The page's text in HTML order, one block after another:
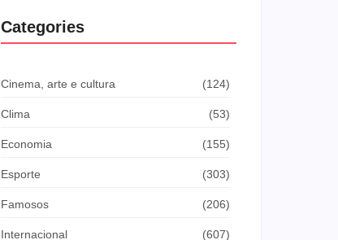
Categories
Cinema, arte e cultura (124)
Clima (53)
Economia (155)
Esporte (303)
Famosos (206)
Internacional (607)